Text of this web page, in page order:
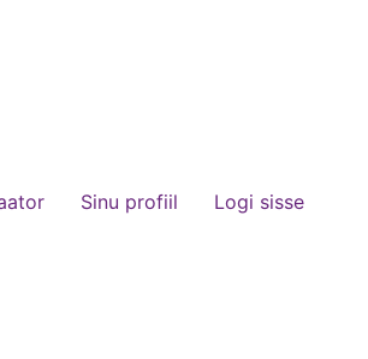
Sinu profiil Logi sisse